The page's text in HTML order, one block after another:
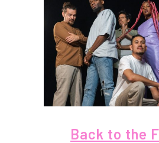
Back to the